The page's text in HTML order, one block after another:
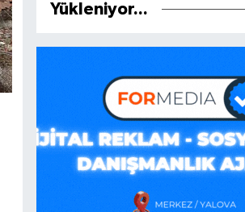
Yükleniyor...